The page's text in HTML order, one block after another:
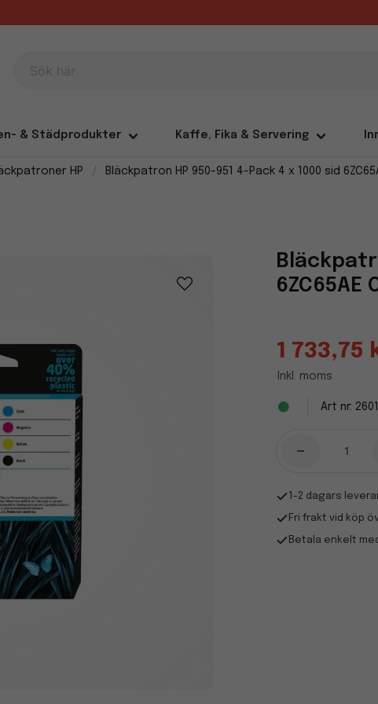
& Städprodukter Kaffe, Fika & Servering
HP Bläckpatron HP 950-951 4-Pack 4 x 1000 sid
6ZC65AE
1 733,75
Inkl. moms
-
1-2 dagars
Fri frakt vid köp
Betala enkelt